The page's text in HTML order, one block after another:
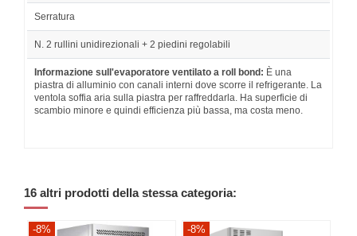
Serratura
N. 2 rullini unidirezionali + 2 piedini regolabili
Informazione sull'evaporatore ventilato a roll bond: È una
piastra di alluminio con canali interni dove scorre il refrigerante. La
ventola soffia aria sulla piastra per raffreddarla. Ha superficie di
scambio minore e quindi efficienza più bassa, ma costa meno.
16 altri prodotti della stessa categoria:
-8% -8%